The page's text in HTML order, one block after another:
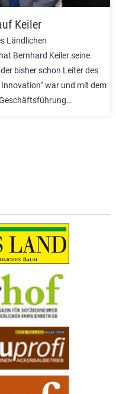
Keiler
Ländlichen
Bernhard Keiler seine
bisher schon Leiter des
war und mit dem